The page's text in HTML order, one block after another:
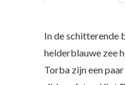
In de schitterende
helderblauwe zee
Torba zijn een